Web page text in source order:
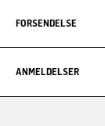
FORSENDELSE
ANMELDELSER